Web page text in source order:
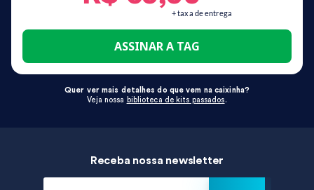
+ taxa de entrega
ASSINAR A TAG
Quer ver mais detalhes do que vem na caixinha?
Veja nossa
biblioteca de kits passados.
Receba nossa newsletter